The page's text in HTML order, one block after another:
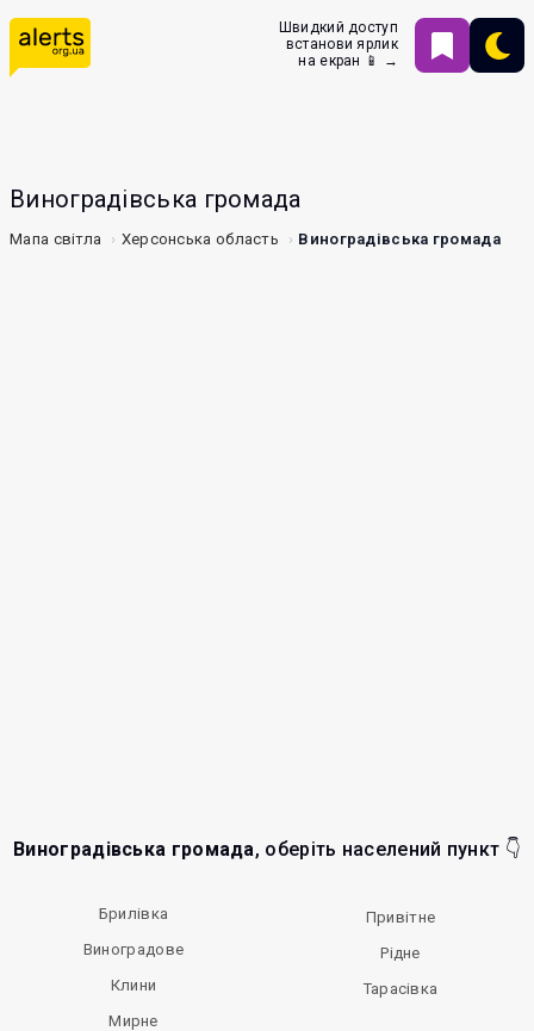
Швидкий доступ
встанови ярлик
на екран 📱 →
Виноградівська громада
Мапа світла Херсонська область Виноградівська громада
Виноградівська громада, оберіть населений пункт 👇
Брилівка
Виноградове
Клини
Мирне
Привітне
Рідне
Тарасівка